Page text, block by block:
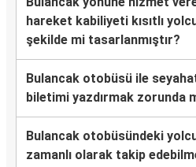
Turgutlu
Bulancak
Bulancak
hareket kabiliyeti kısıtlı
şekilde mi tasarlanmıştır?
Bulancak otobüsü ile
biletimi yazdırmak zorunda
Bulancak otobüsündeki
zamanlı olarak takip